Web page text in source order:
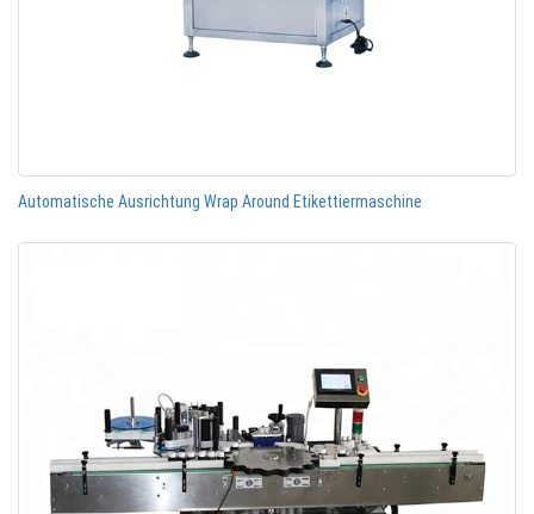
Automatische Ausrichtung Wrap Around Etikettiermaschine